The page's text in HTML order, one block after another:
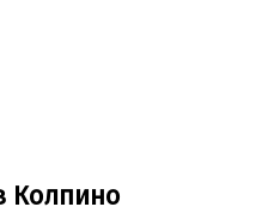
Колпино